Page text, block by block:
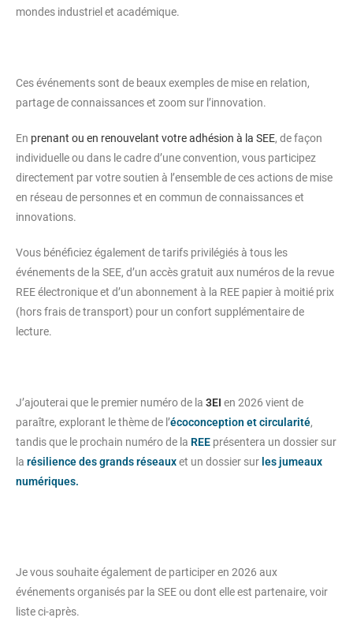
mondes industriel et académique.
Ces événements sont de beaux exemples de mise en relation,
partage de connaissances et zoom sur l’innovation.
En prenant ou en renouvelant votre adhésion à la SEE, de façon
individuelle ou dans le cadre d’une convention, vous participez
directement par votre soutien à l’ensemble de ces actions de mise
en réseau de personnes et en commun de connaissances et
innovations.
Vous bénéficiez également de tarifs privilégiés à tous les
événements de la SEE, d’un accès gratuit aux numéros de la revue
REE électronique et d’un abonnement à la REE papier à moitié prix
(hors frais de transport) pour un confort supplémentaire de
lecture.
J’ajouterai que le premier numéro de la 3EI en 2026 vient de
paraître, explorant le thème de l’écoconception et circularité,
tandis que le prochain numéro de la REE présentera un dossier sur
la résilience des grands réseauxet un dossier sur les jumeaux
numériques.
Je vous souhaite également de participer en 2026 aux
événements organisés par la SEE ou dont elle est partenaire, voir
liste ci-après.